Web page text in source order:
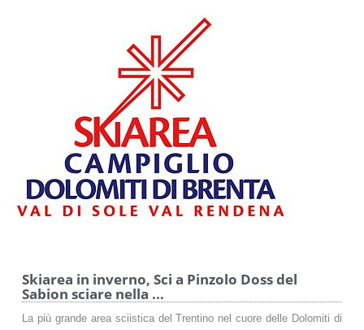
Skiarea in inverno, Sci a Pinzolo Doss del
Sabion sciare nella ...
La più grande area sciistica del Trentino nel cuore delle Dolomiti di